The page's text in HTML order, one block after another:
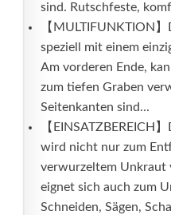
sind. Rutschfeste,
【MULTIFUNKTION
speziell mit einem
Am vorderen Ende,
zum tiefen Graben
Seitenkanten sind...
【EINSATZBEREICH
wird nicht nur zum
verwurzeltem Unkraut
eignet sich auch zum
Schneiden, Sägen,